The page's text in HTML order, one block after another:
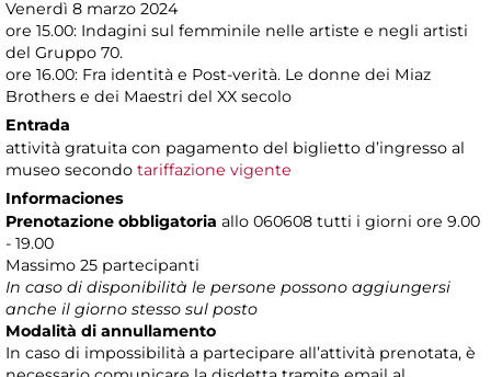
Venerdì 8 marzo 2024
ore 15.00: Indagini sul femminile nelle artiste e negli artisti
del Gruppo 70.
ore 16.00: Fra identità e Post-verità. Le donne dei Miaz
Brothers e dei Maestri del XX secolo
Entrada
attività gratuita con pagamento del biglietto d’ingresso al
museo secondo tariffazione vigente
Informaciones
Prenotazione obbligatoria allo 060608 tutti i giorni ore 9.00
- 19.00
Massimo 25 partecipanti
In caso di disponibilità le persone possono aggiungersi
anche il giorno stesso sul posto
Modalità di annullamento
In caso di impossibilità a partecipare all’attività prenotata, è